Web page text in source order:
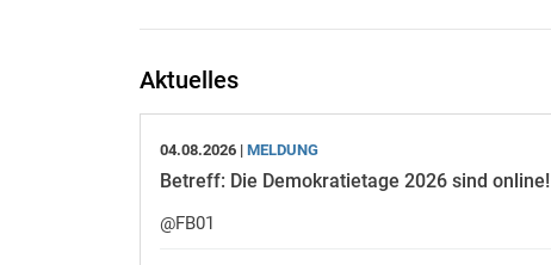
Aktuelles
04.08.2026 | MELDUNG
Betreff: Die Demokratietage 2026 sind online!
@FB01